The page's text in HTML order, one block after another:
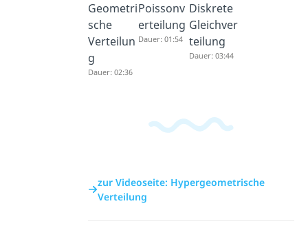
Geometri
sche
Verteilun
g
Dauer: 02:36
Poissonv
erteilung
Dauer: 01:54
Diskrete
Gleichver
teilung
Dauer: 03:44
zur Videoseite: Hypergeometrische
Verteilung